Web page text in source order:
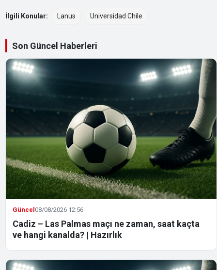
İlgili Konular: Lanus Universidad Chile
Son Güncel Haberleri
Güncel08/08/2026 12:56
Cadiz – Las Palmas maçı ne zaman, saat kaçta
ve hangi kanalda? | Hazırlık